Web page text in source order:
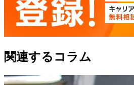
関連するコラム